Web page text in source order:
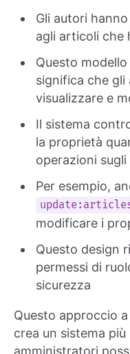
Gli autori
agli articoli che
Questo
significa che gli
visualizzare e
Il sistema
la proprietà
operazioni
Per esempio,
modificare i
Questo design
permessi di
sicurezza
Questo approccio
crea un sistema